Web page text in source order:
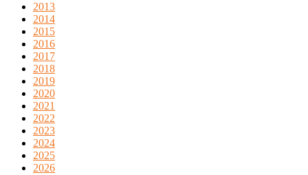
2013
2014
2015
2016
2017
2018
2019
2020
2021
2022
2023
2024
2025
2026